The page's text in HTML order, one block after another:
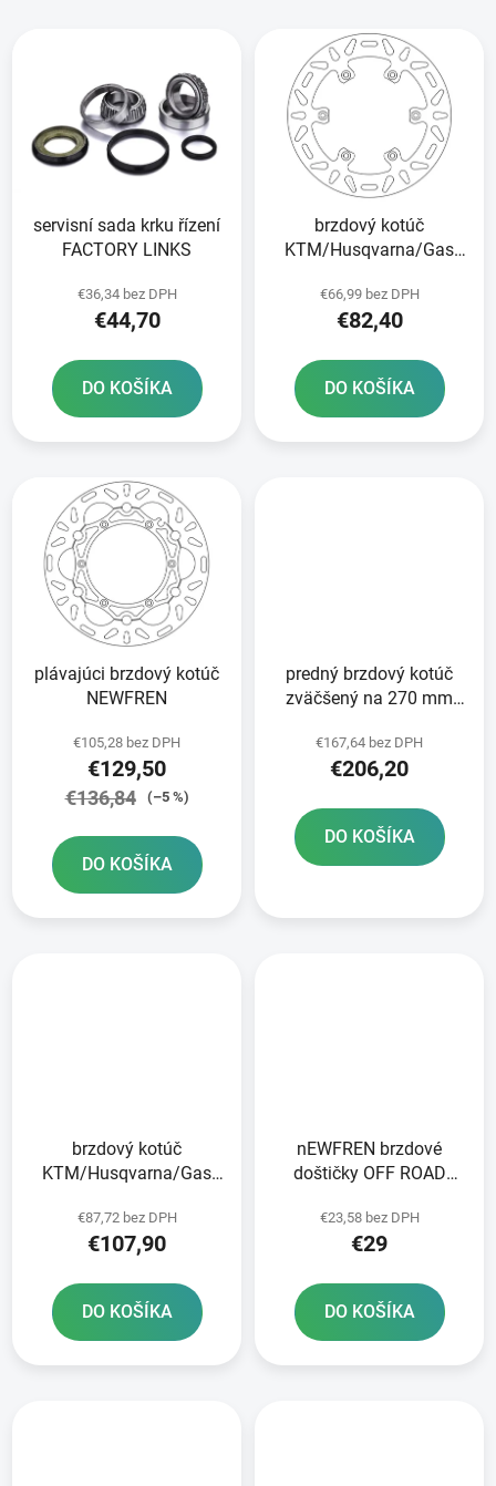
servisní sada krku řízení
FACTORY LINKS
€36,34 bez DPH
€44,70
DO KOŠÍKA
brzdový kotúč
KTM/Husqvarna/Gas
€66,99 bez DPH
€82,40
DO KOŠÍKA
plávajúci brzdový kotúč
NEWFREN
€105,28 bez DPH
€129,50
€136,84 (–5 %)
DO KOŠÍKA
predný brzdový kotúč
zväčšený na 270 mm
€167,64 bez DPH
€206,20
DO KOŠÍKA
brzdový kotúč
KTM/Husqvarna/Gas
€87,72 bez DPH
€107,90
DO KOŠÍKA
nEWFREN brzdové
doštičky OFF ROAD
balení
€23,58 bez DPH
€29
DO KOŠÍKA